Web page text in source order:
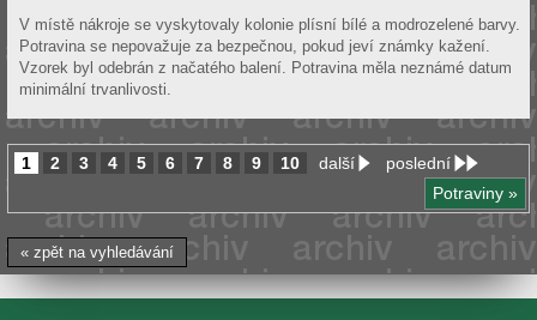
V místě nákroje se vyskytovaly kolonie plísní bílé a modrozelené barvy.
Potravina se nepovažuje za bezpečnou, pokud jeví známky kažení.
Vzorek byl odebrán z načatého balení. Potravina měla neznámé datum
minimální trvanlivosti.
1 2 3 4 5 6 7 8 9 10 další
poslední
Potraviny »
« zpět na vyhledávání